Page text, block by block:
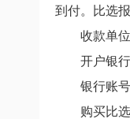
到付。比选
收款单位
开户银行
银行账号
购买比选